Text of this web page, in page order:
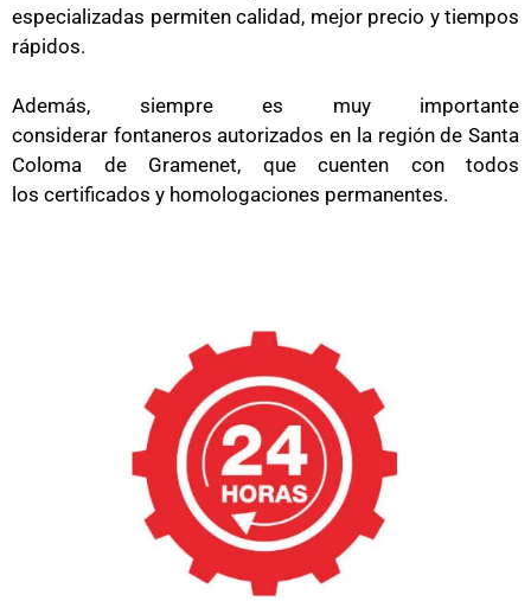
especializadas permiten calidad, mejor precio y tiempos
rápidos.
Además, siempre es muy importante
considerar fontaneros autorizados en la región de Santa
Coloma de Gramenet, que cuenten con todos
los certificados y homologaciones permanentes.